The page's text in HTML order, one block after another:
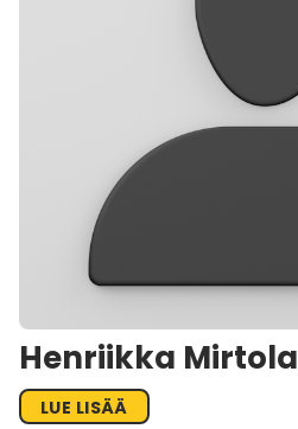
Henriikka Mirtola
LUE LISÄÄ